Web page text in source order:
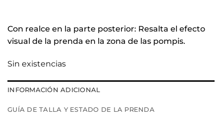
Con realce en la parte posterior: Resalta el efecto
visual de la prenda en la zona de las pompis.
Sin existencias
INFORMACIÓN ADICIONAL
GUÍA DE TALLA Y ESTADO DE LA PRENDA